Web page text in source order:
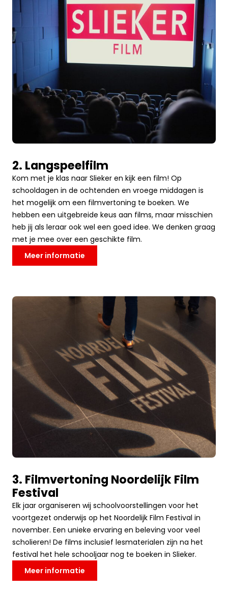
2. Langspeelfilm
Kom met je klas naar Slieker en kijk een film! Op
schooldagen in de ochtenden en vroege middagen is
het mogelijk om een filmvertoning te boeken. We
hebben een uitgebreide keus aan films, maar misschien
heb jij als leraar ook wel een goed idee. We denken graag
met je mee over een geschikte film.
Meer informatie
3. Filmvertoning Noordelijk Film
Festival
Elk jaar organiseren wij schoolvoorstellingen voor het
voortgezet onderwijs op het Noordelijk Film Festival in
november. Een unieke ervaring en beleving voor veel
scholieren! De films inclusief lesmaterialen zijn na het
festival het hele schooljaar nog te boeken in Slieker.
Meer informatie